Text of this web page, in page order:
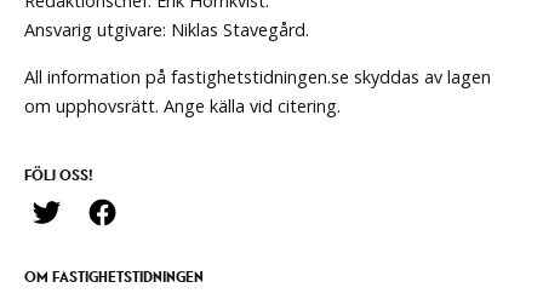
Ansvarig utgivare: Niklas Stavegård.
All information på fastighetstidningen.se skyddas av lagen
om upphovsrätt. Ange källa vid citering.
FÖLJ OSS!
OM FASTIGHETSTIDNINGEN